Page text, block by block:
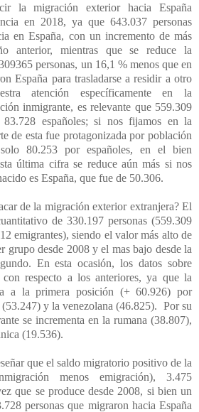
la migración exterior hacia España
en 2018, ya que 643.037 personas
en España, con un incremento de más
anterior, mientras que se reduce la
personas, un 16,1 % menos que en
España para trasladarse a residir a otro
atención específicamente en la
inmigrante, es relevante que 559.309
españoles; si nos fijamos en la
de esta fue protagonizada por población
80.253 por españoles, en el bien
última cifra se reduce aún más si nos
es España, que fue de 50.306.
de la migración exterior extranjera? El
de 330.197 personas (559.309
emigrantes), siendo el valor más alto de
grupo desde 2008 y el mas bajo desde la
En esta ocasión, los datos sobre
respecto a los anteriores, ya que la
a la primera posición (+ 60.926) por
y la venezolana (46.825). Por su
se incrementa en la rumana (38.807),
(19.536).
que el saldo migratorio positivo de la
menos emigración), 3.475
que se produce desde 2008, si bien un
personas que migraron hacia España